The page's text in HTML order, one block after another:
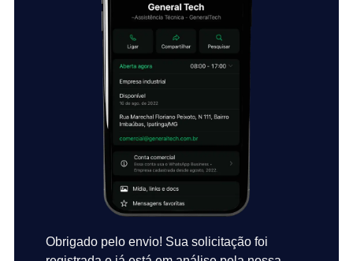
Obrigado pelo envio! Sua solicitação foi